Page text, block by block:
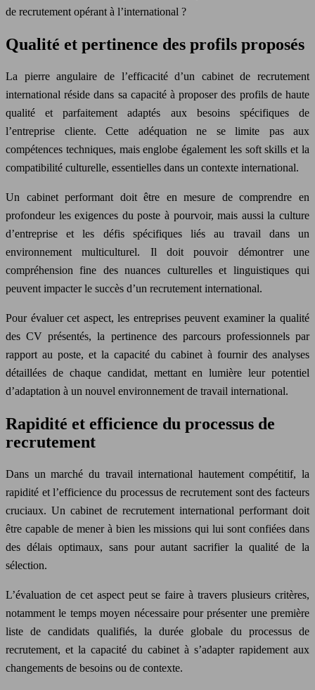
de recrutement opérant à l’international ?
Qualité et pertinence des profils proposés
La pierre angulaire de l’efficacité d’un cabinet de recrutement
international réside dans sa capacité à proposer des profils de haute
qualité et parfaitement adaptés aux besoins spécifiques de
l’entreprise cliente. Cette adéquation ne se limite pas aux
compétences techniques, mais englobe également les soft skills et la
compatibilité culturelle, essentielles dans un contexte international.
Un cabinet performant doit être en mesure de comprendre en
profondeur les exigences du poste à pourvoir, mais aussi la culture
d’entreprise et les défis spécifiques liés au travail dans un
environnement multiculturel. Il doit pouvoir démontrer une
compréhension fine des nuances culturelles et linguistiques qui
peuvent impacter le succès d’un recrutement international.
Pour évaluer cet aspect, les entreprises peuvent examiner la qualité
des CV présentés, la pertinence des parcours professionnels par
rapport au poste, et la capacité du cabinet à fournir des analyses
détaillées de chaque candidat, mettant en lumière leur potentiel
d’adaptation à un nouvel environnement de travail international.
Rapidité et efficience du processus de
recrutement
Dans un marché du travail international hautement compétitif, la
rapidité et l’efficience du processus de recrutement sont des facteurs
cruciaux. Un cabinet de recrutement international performant doit
être capable de mener à bien les missions qui lui sont confiées dans
des délais optimaux, sans pour autant sacrifier la qualité de la
sélection.
L’évaluation de cet aspect peut se faire à travers plusieurs critères,
notamment le temps moyen nécessaire pour présenter une première
liste de candidats qualifiés, la durée globale du processus de
recrutement, et la capacité du cabinet à s’adapter rapidement aux
changements de besoins ou de contexte.